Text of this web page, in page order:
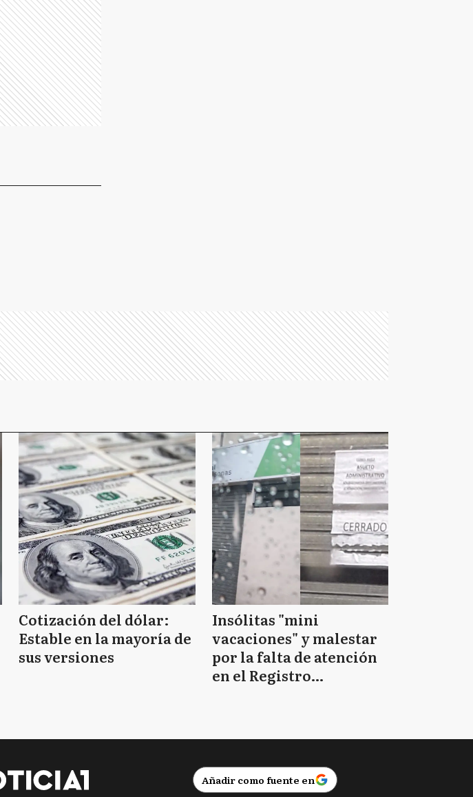
Cotización del dólar:
Estable en la mayoría de
sus versiones
Insólitas "mini
vacaciones" y malestar
por la falta de atención
en el Registro
Añadir como fuente en